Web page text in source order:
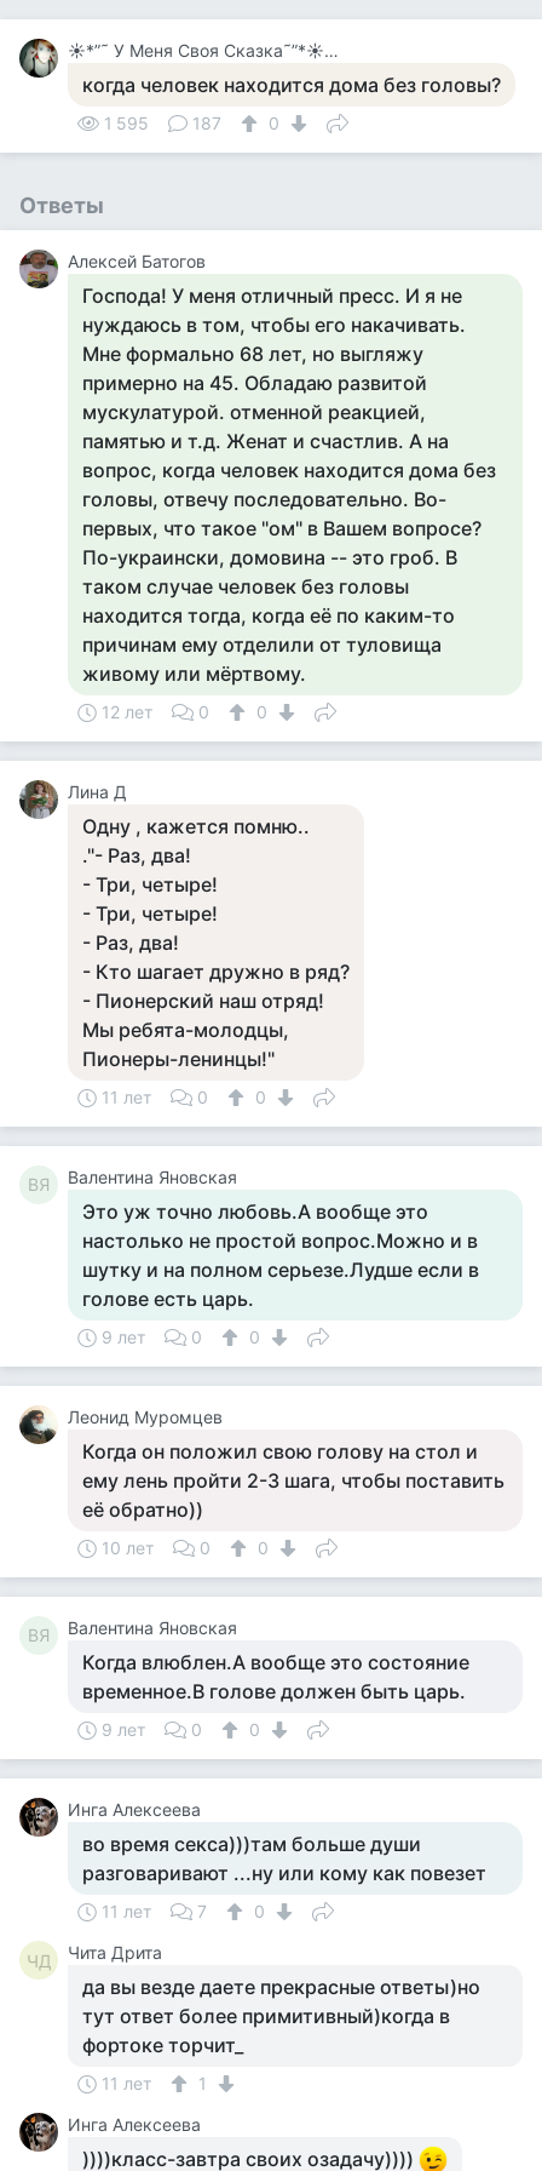
☀*”˜ У Меня Своя Сказка˜”*☀ 望美 – Nodzomi
когда человек находится дома без головы?
1 595 187 0
Ответы
Алексей Батогов
Господа! У меня отличный пресс. И я не
нуждаюсь в том, чтобы его накачивать.
Мне формально 68 лет, но выгляжу
примерно на 45. Обладаю развитой
мускулатурой. отменной реакцией,
памятью и т.д. Женат и счастлив. А на
вопрос, когда человек находится дома без
головы, отвечу последовательно. Во-
первых, что такое "ом" в Вашем вопросе?
По-украински, домовина -- это гроб. В
таком случае человек без головы
находится тогда, когда её по каким-то
причинам ему отделили от туловища
живому или мёртвому.
12 лет 0 0
Лина Д
Одну , кажется помню..
."- Раз, два!
- Три, четыре!
- Три, четыре!
- Раз, два!
- Кто шагает дружно в ряд?
- Пионерский наш отряд!
Мы ребята-молодцы,
Пионеры-ленинцы!"
11 лет 0 0
ВЯ Валентина Яновская
Это уж точно любовь.А вообще это
настолько не простой вопрос.Можно и в
шутку и на полном серьезе.Лудше если в
голове есть царь.
9 лет 0 0
Леонид Муромцев
Когда он положил свою голову на стол и
ему лень пройти 2-3 шага, чтобы поставить
её обратно))
10 лет 0 0
ВЯ Валентина Яновская
Когда влюблен.А вообще это состояние
временное.В голове должен быть царь.
9 лет 0 0
Инга Алексеева
во время секса)))там больше души
разговаривают ...ну или кому как повезет
11 лет 7 0
ЧД Чита Дрита
да вы везде даете прекрасные ответы)но
тут ответ более примитивный)когда в
фортоке торчит_
11 лет
1
Инга Алексеева
))))класс-завтра своих озадачу))))